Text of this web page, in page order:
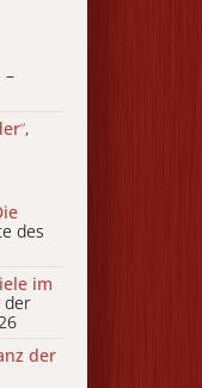
–
“,
des
im
der
der